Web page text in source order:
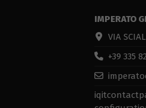
IMPERATO
VIA
+39 335